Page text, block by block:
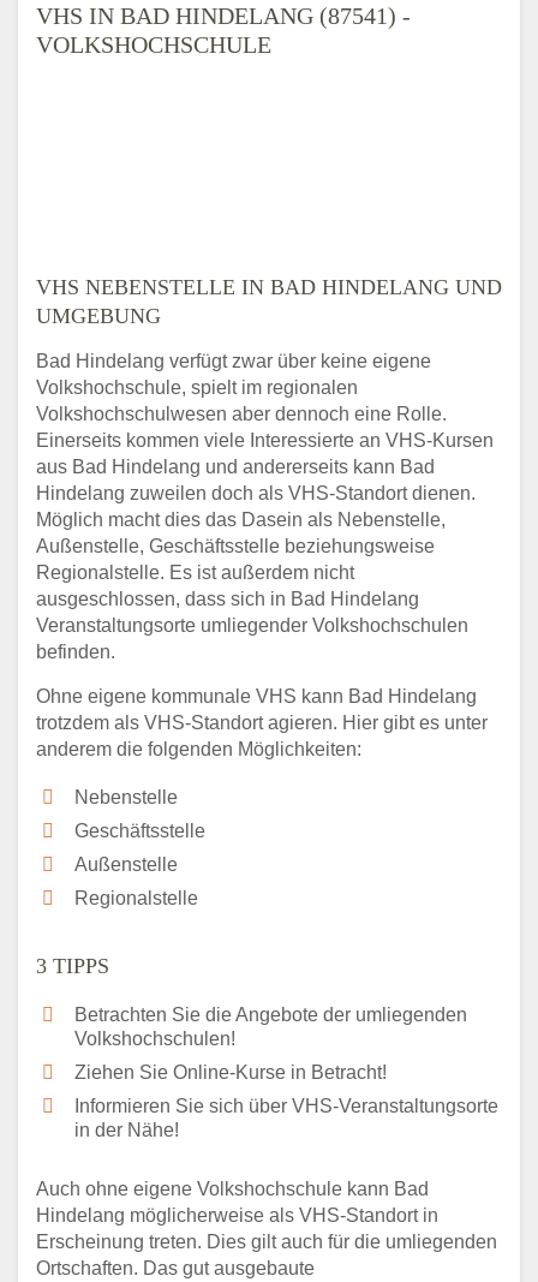
VHS IN BAD HINDELANG (87541) -
VOLKSHOCHSCHULE
VHS NEBENSTELLE IN BAD HINDELANG UND
UMGEBUNG
Bad Hindelang verfügt zwar über keine eigene
Volkshochschule, spielt im regionalen
Volkshochschulwesen aber dennoch eine Rolle.
Einerseits kommen viele Interessierte an VHS-Kursen
aus Bad Hindelang und andererseits kann Bad
Hindelang zuweilen doch als VHS-Standort dienen.
Möglich macht dies das Dasein als Nebenstelle,
Außenstelle, Geschäftsstelle beziehungsweise
Regionalstelle. Es ist außerdem nicht
ausgeschlossen, dass sich in Bad Hindelang
Veranstaltungsorte umliegender Volkshochschulen
befinden.
Ohne eigene kommunale VHS kann Bad Hindelang
trotzdem als VHS-Standort agieren. Hier gibt es unter
anderem die folgenden Möglichkeiten:
Nebenstelle
Geschäftsstelle
Außenstelle
Regionalstelle
3 TIPPS
Betrachten Sie die Angebote der umliegenden
Volkshochschulen!
Ziehen Sie Online-Kurse in Betracht!
Informieren Sie sich über VHS-Veranstaltungsorte
in der Nähe!
Auch ohne eigene Volkshochschule kann Bad
Hindelang möglicherweise als VHS-Standort in
Erscheinung treten. Dies gilt auch für die umliegenden
Ortschaften. Das gut ausgebaute